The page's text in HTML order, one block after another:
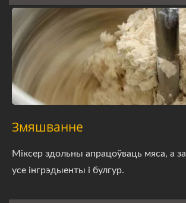
Змяшванне
Міксер здольны апрацоўваць мяса, а
усе інгрэдыенты і булгур.